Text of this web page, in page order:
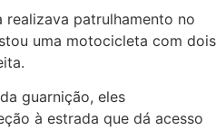
realizava patrulhamento no
uma motocicleta com dois
guarnição, eles
à estrada que dá acesso